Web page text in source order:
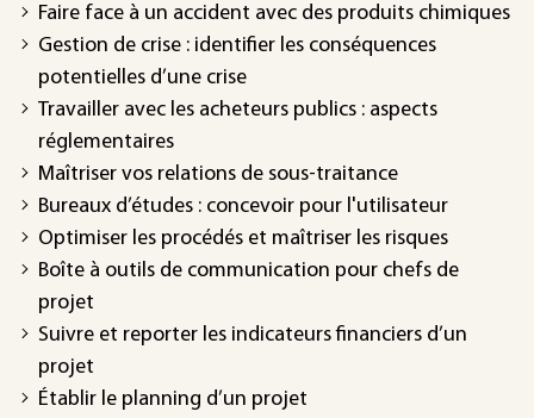
Faire face à un accident avec des produits chimiques
Gestion de crise : identifier les conséquences
potentielles d’une crise
Travailler avec les acheteurs publics : aspects
réglementaires
Maîtriser vos relations de sous-traitance
Bureaux d’études : concevoir pour l'utilisateur
Optimiser les procédés et maîtriser les risques
Boîte à outils de communication pour chefs de
projet
Suivre et reporter les indicateurs financiers d’un
projet
Établir le planning d’un projet